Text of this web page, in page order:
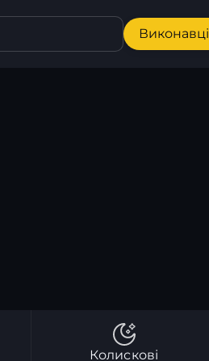
Виконавці
Колискові